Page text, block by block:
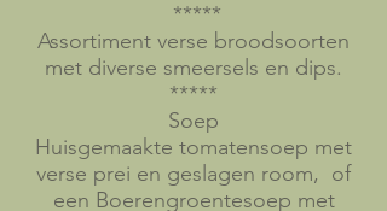
*****
Assortiment verse broodsoorten
met diverse smeersels en dips.
*****
Soep
Huisgemaakte tomatensoep met
verse prei en geslagen room, of
een Boerengroentesoep met